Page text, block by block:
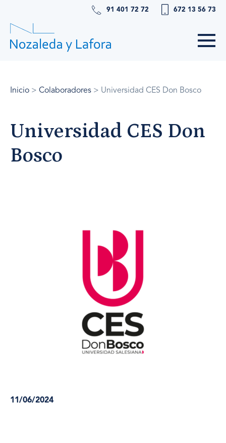
91 401 72 72 672 13 56 73
Inicio > Colaboradores > Universidad CES Don Bosco
Universidad CES Don
Bosco
11/06/2024